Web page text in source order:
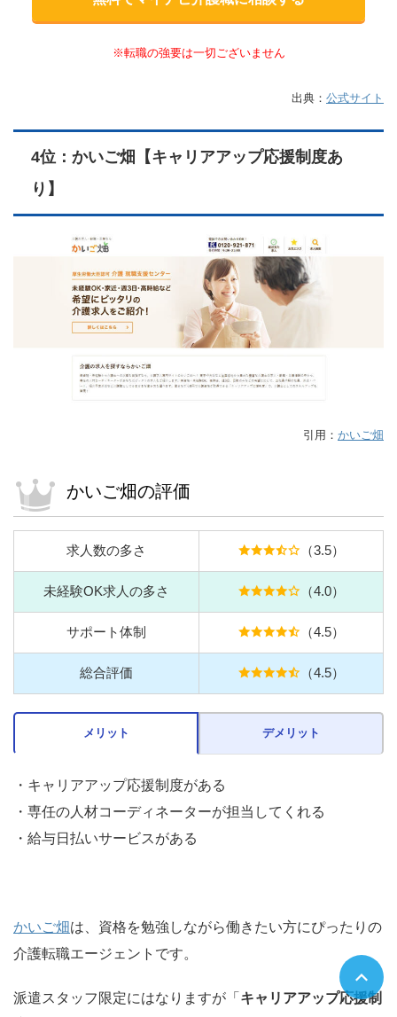
※転職の強要は一切ございません
出典： 公式サイト
4位：かいご畑【キャリアアップ応援制度あ
り】
引用： かいご畑
かいご畑の評価
求人数の多さ （3.5）
未経験OK求人の多さ （4.0）
サポート体制 （4.5）
総合評価 （4.5）
メリット デメリット
・キャリアアップ応援制度がある
・専任の人材コーディネーターが担当してくれる
・給与日払いサービスがある
かいご畑は、資格を勉強しながら働きたい方にぴったりの
介護転職エージェントです。
派遣スタッフ限定にはなりますが「 キャリアアップ応援制